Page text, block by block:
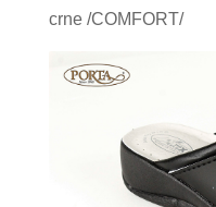
crne /COMFORT/